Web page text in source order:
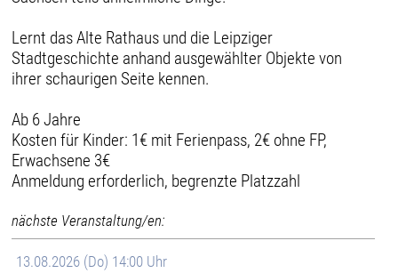
Lernt das Alte Rathaus und die Leipziger
Stadtgeschichte anhand ausgewählter Objekte von
ihrer schaurigen Seite kennen.
Ab 6 Jahre
Kosten für Kinder: 1€ mit Ferienpass, 2€ ohne FP,
Erwachsene 3€
Anmeldung erforderlich, begrenzte Platzzahl
nächste Veranstaltung/en:
13.08.2026 (Do) 14:00 Uhr